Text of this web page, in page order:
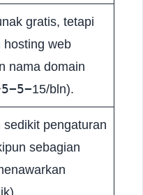
gratis, tetapi
hosting web
nama domain
5−5−15/bln).
sedikit pengaturan
sebagian